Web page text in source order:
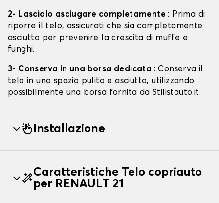
2- Lascialo asciugare completamente: Prima di
riporre il telo, assicurati che sia completamente
asciutto per prevenire la crescita di muffe e
funghi.
3- Conserva in una borsa dedicata : Conserva il
telo in uno spazio pulito e asciutto, utilizzando
possibilmente una borsa fornita da Stilistauto.it.
Installazione
Caratteristiche Telo copriauto
per RENAULT 21